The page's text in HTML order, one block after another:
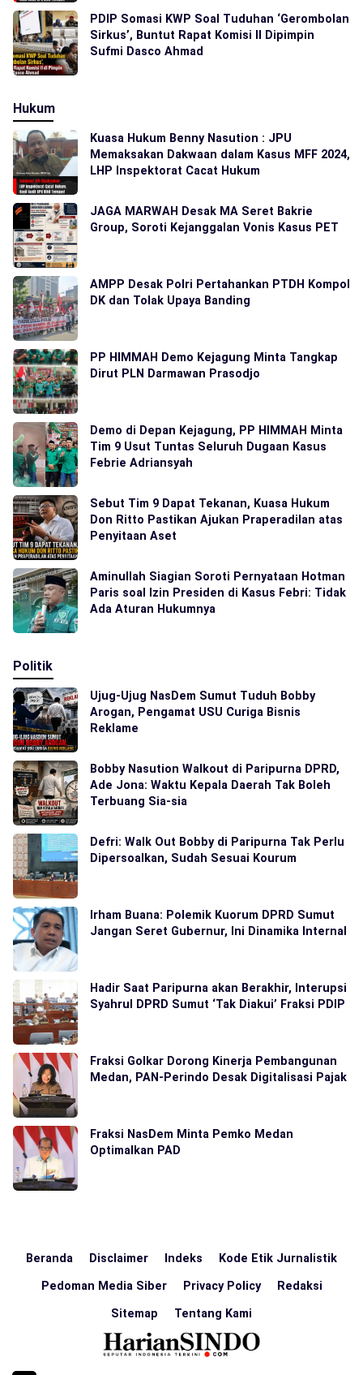
PDIP Somasi KWP Soal Tuduhan ‘Gerombolan
Sirkus’, Buntut Rapat Komisi II Dipimpin
Sufmi Dasco Ahmad
Hukum
Kuasa Hukum Benny Nasution : JPU
Memaksakan Dakwaan dalam Kasus MFF 2024,
LHP Inspektorat Cacat Hukum
JAGA MARWAH Desak MA Seret Bakrie
Group, Soroti Kejanggalan Vonis Kasus PET
AMPP Desak Polri Pertahankan PTDH Kompol
DK dan Tolak Upaya Banding
PP HIMMAH Demo Kejagung Minta Tangkap
Dirut PLN Darmawan Prasodjo
Demo di Depan Kejagung, PP HIMMAH Minta
Tim 9 Usut Tuntas Seluruh Dugaan Kasus
Febrie Adriansyah
Sebut Tim 9 Dapat Tekanan, Kuasa Hukum
Don Ritto Pastikan Ajukan Praperadilan atas
Penyitaan Aset
Aminullah Siagian Soroti Pernyataan Hotman
Paris soal Izin Presiden di Kasus Febri: Tidak
Ada Aturan Hukumnya
Politik
Ujug-Ujug NasDem Sumut Tuduh Bobby
Arogan, Pengamat USU Curiga Bisnis
Reklame
Bobby Nasution Walkout di Paripurna DPRD,
Ade Jona: Waktu Kepala Daerah Tak Boleh
Terbuang Sia-sia
Defri: Walk Out Bobby di Paripurna Tak Perlu
Dipersoalkan, Sudah Sesuai Kourum
Irham Buana: Polemik Kuorum DPRD Sumut
Jangan Seret Gubernur, Ini Dinamika Internal
Hadir Saat Paripurna akan Berakhir, Interupsi
Syahrul DPRD Sumut ‘Tak Diakui’ Fraksi PDIP
Fraksi Golkar Dorong Kinerja Pembangunan
Medan, PAN-Perindo Desak Digitalisasi Pajak
Fraksi NasDem Minta Pemko Medan
Optimalkan PAD
Beranda Disclaimer Indeks Kode Etik Jurnalistik
Pedoman Media Siber Privacy Policy Redaksi
Sitemap Tentang Kami